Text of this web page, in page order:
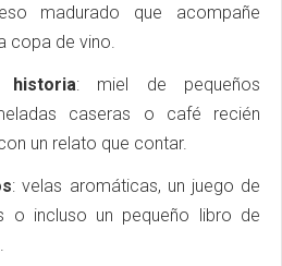
madurado que acompañe
copa de vino.
historia: miel de pequeños
caseras o café recién
un relato que contar.
: velas aromáticas, un juego de
o incluso un pequeño libro de